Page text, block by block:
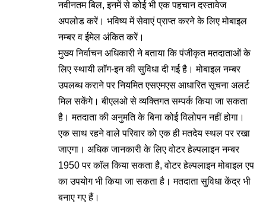
नवीनतम बिल, इनमें से कोई भी एक पहचान दस्तावेज
अपलोड करें। भविष्य में सेवाएं प्राप्त करने के लिए मोबाइल
नम्बर व ईमेल अंकित करें।
मुख्य निर्वाचन अधिकारी ने बताया कि पंजीकृत मतदाताओं के
लिए स्थायी लाॅग-इन की सुविधा दी गई है। मोबाइल नम्बर
उपलब्ध कराने पर नियमित एसएमएस आधारित सूचना अलर्ट
मिल सकेंगे। बीएलओ से व्यक्तिगत सम्पर्क किया जा सकता
है। मतदाता की अनुमति के बिना कोई विलोपन नहीं होगा।
एक साथ रहने वाले परिवार को एक ही मतदेय स्थल पर रखा
जाएगा। अधिक जानकारी के लिए वोटर हेल्पलाइन नम्बर
1950 पर काॅल किया सकता है, वोटर हेल्पलाइन मोबाइल एप
का उपयोग भी किया जा सकता है। मतदाता सुविधा केंद्र भी
बनाए गए हैं।